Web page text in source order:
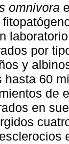
omnivora
por
y
hasta 60
de
en